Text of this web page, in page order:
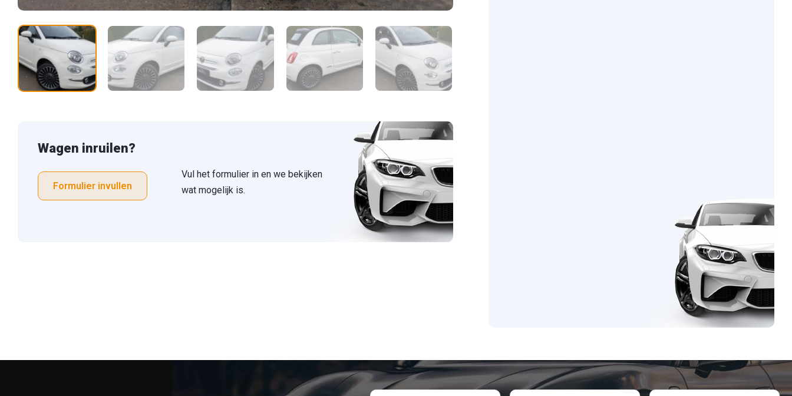
Wagen inruilen?
Formulier invullen
Vul het formulier in en we bekijken
wat mogelijk is.